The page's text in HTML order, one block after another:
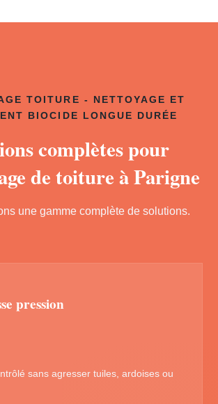
TOITURE - NETTOYAGE ET
BIOCIDE LONGUE DURÉE
complètes pour
de toiture à Parigne
une gamme complète de solutions.
pression
sans agresser tuiles, ardoises ou